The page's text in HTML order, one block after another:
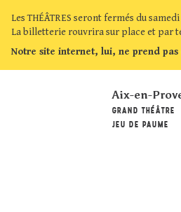
Les THÉÂTRES seront fermés du
La billetterie rouvrira sur place et par
Notre site internet, lui, ne prend pas
Aix-en-
GRAND THÉÂTRE
JEU DE PAUME